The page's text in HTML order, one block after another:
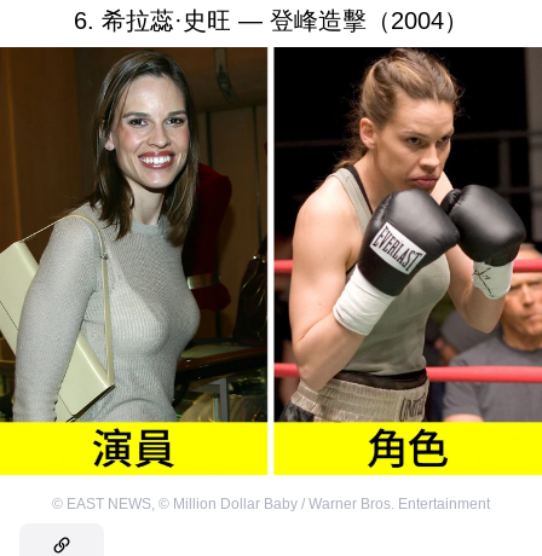
6. 希拉蕊·史旺 — 登峰造擊（2004）
© EAST NEWS © Million Dollar Baby / Warner Bros. Entertainment